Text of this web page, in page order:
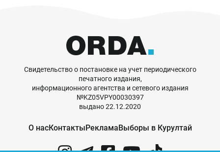
Свидетельство о постановке на учет периодического
печатного издания,
информационного агентства и сетевого издания
№KZ05VPY00030397
выдано 22.12.2020
О насКонтактыРекламаВыборы в Курултай